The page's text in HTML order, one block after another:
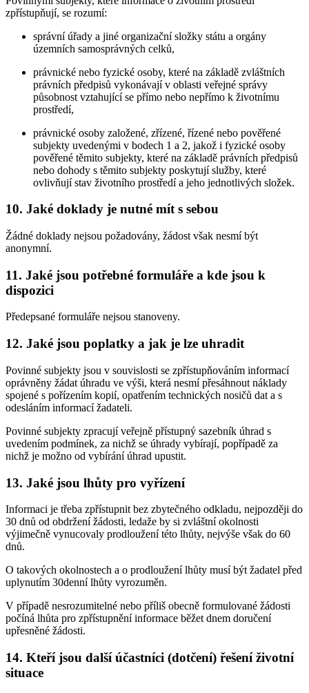
zpřístupňují, se rozumí:
správní úřady a jiné organizační složky státu a orgány
územních samosprávných celků,
právnické nebo fyzické osoby, které na základě zvláštních
právních předpisů vykonávají v oblasti veřejné správy
působnost vztahující se přímo nebo nepřímo k životnímu
prostředí,
právnické osoby založené, zřízené, řízené nebo pověřené
subjekty uvedenými v bodech 1 a 2, jakož i fyzické osoby
pověřené těmito subjekty, které na základě právních předpisů
nebo dohody s těmito subjekty poskytují služby, které
ovlivňují stav životního prostředí a jeho jednotlivých složek.
10. Jaké doklady je nutné mít s sebou
Žádné doklady nejsou požadovány, žádost však nesmí být
anonymní.
11. Jaké jsou potřebné formuláře a kde jsou k
dispozici
Předepsané formuláře nejsou stanoveny.
12. Jaké jsou poplatky a jak je lze uhradit
Povinné subjekty jsou v souvislosti se zpřístupňováním informací
oprávněny žádat úhradu ve výši, která nesmí přesáhnout náklady
spojené s pořízením kopií, opatřením technických nosičů dat a s
odesláním informací žadateli.
Povinné subjekty zpracují veřejně přístupný sazebník úhrad s
uvedením podmínek, za nichž se úhrady vybírají, popřípadě za
nichž je možno od vybírání úhrad upustit.
13. Jaké jsou lhůty pro vyřízení
Informaci je třeba zpřístupnit bez zbytečného odkladu, nejpozději do
30 dnů od obdržení žádosti, ledaže by si zvláštní okolnosti
výjimečně vynucovaly prodloužení této lhůty, nejvýše však do 60
dnů.
O takových okolnostech a o prodloužení lhůty musí být žadatel před
uplynutím 30denní lhůty vyrozuměn.
V případě nesrozumitelné nebo příliš obecně formulované žádosti
počíná lhůta pro zpřístupnění informace běžet dnem doručení
upřesněné žádosti.
14. Kteří jsou další účastníci (dotčení) řešení životní
situace